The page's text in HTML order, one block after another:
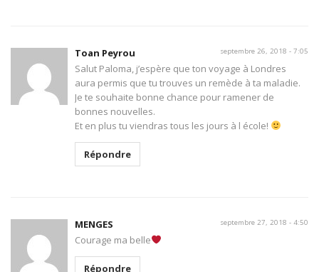
Toan Peyrou septembre 26, 2018 - 7:05
Salut Paloma, j’espère que ton voyage à Londres
aura permis que tu trouves un remède à ta maladie.
Je te souhaite bonne chance pour ramener de
bonnes nouvelles.
Et en plus tu viendras tous les jours à l école!
Répondre
MENGES septembre 27, 2018 - 4:50
Courage ma belle
Répondre